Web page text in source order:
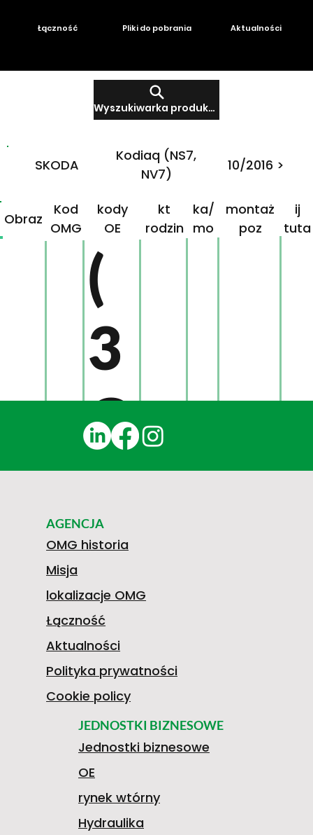
Wyszukiwarka produktów
Łączność Pliki do pobrania Aktualności
Obraz
Kod
OMG
kody
OE
kt
rodzin
ka/
mo
montaż
poz
ij
tuta
(
3
Q
0
4
0
7
1
SKODA
Kodiaq (NS7,
NV7)
10/2016 >
JEDNOSTKI BIZNESOWE
Jednostki biznesowe
OE
rynek wtórny
Hydraulika
AGENCJA
OMG historia
Misja
lokalizacje OMG
Łączność
Aktualności
Polityka prywatności
Cookie policy